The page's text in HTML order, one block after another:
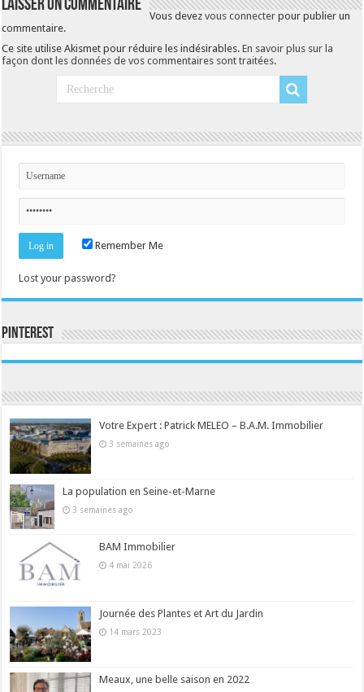
Laisser un commentaire
Vous devezvous connecter pour publier un
commentaire.
Ce site utilise Akismet pour réduire les indésirables.En savoir plus sur la
façon dont les données de vos commentaires sont traitées.
Remember Me
Lost your password?
Pinterest
Votre Expert : Patrick MELEO – B.A.M. Immobilier
3 semaines ago
La population en Seine-et-Marne
3 semaines ago
BAM Immobilier
4 mai 2026
Journée des Plantes et Art du Jardin
14 mars 2023
Meaux, une belle saison en 2022